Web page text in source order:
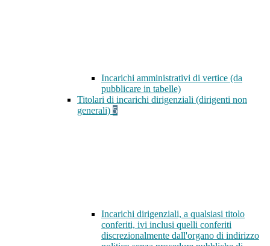
Incarichi amministrativi di vertice (da
pubblicare in tabelle)
Titolari di incarichi dirigenziali (dirigenti non
generali) 5
Incarichi dirigenziali, a qualsiasi titolo
conferiti, ivi inclusi quelli conferiti
discrezionalmente dall'organo di indirizzo